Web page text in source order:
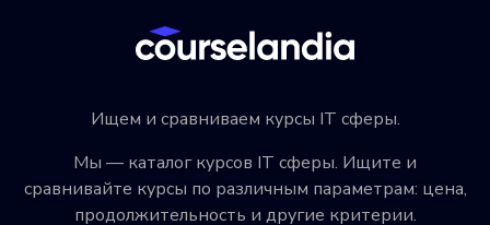
Ищем и сравниваем курсы IT сферы.
Мы — каталог курсов IT сферы. Ищите и
сравнивайте курсы по различным параметрам: цена,
продолжительность и другие критерии.